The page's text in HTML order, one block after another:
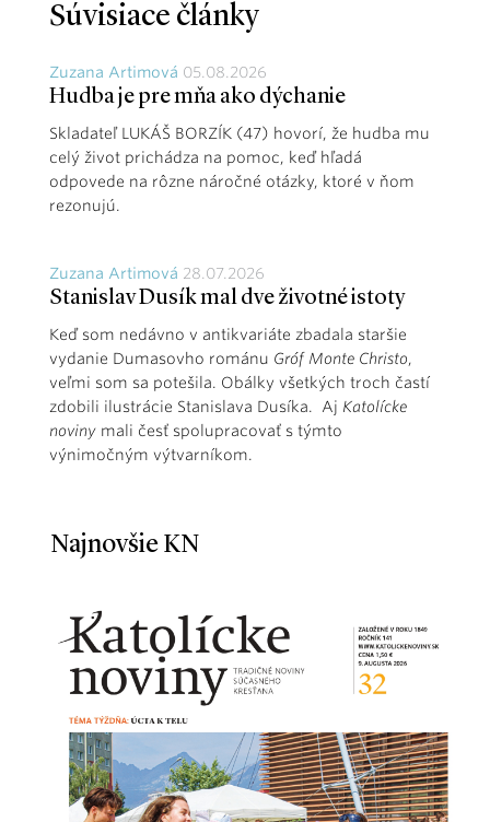
Súvisiace články
Zuzana Artimová 05.08.2026
Hudba je pre mňa ako dýchanie
Skladateľ LUKÁŠ BORZÍK (47) hovorí, že hudba mu
celý život prichádza na pomoc, keď hľadá
odpovede na rôzne náročné otázky, ktoré v ňom
rezonujú.
Zuzana Artimová 28.07.2026
Stanislav Dusík mal dve životné istoty
Keď som nedávno v antikvariáte zbadala staršie
vydanie Dumasovho románu Gróf Monte Christo,
veľmi som sa potešila. Obálky všetkých troch častí
zdobili ilustrácie Stanislava Dusíka. Aj Katolícke
noviny mali česť spolupracovať s týmto
výnimočným výtvarníkom.
Najnovšie KN